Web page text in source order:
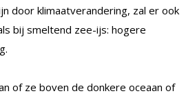
door klimaatverandering, zal er ook
bij smeltend zee-ijs: hogere
of ze boven de donkere oceaan of